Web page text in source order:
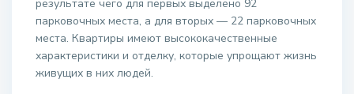
результате чего для первых выделено 92
парковочных места, а для вторых — 22 парковочных
места. Квартиры имеют высококачественные
характеристики и отделку, которые упрощают жизнь
живущих в них людей.